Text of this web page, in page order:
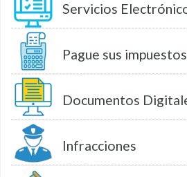
Servicios
Pague sus impuestos
Documentos
Infracciones